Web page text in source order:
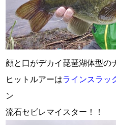
顔と口がデカイ琵琶湖体型の
ヒットルアーはラインスラッ
ン
流石セビレマイスター！！